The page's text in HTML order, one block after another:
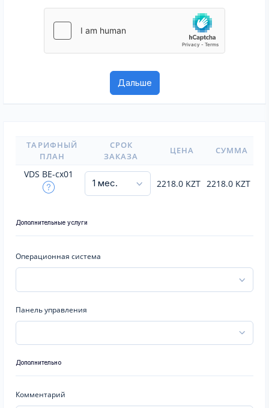
ТАРИФНЫЙ
ПЛАН
СРОК
ЗАКАЗА
ЦЕНА СУММА
VDS BE-cx01
2218.0 KZT 2218.0 KZT
Дополнительные услуги
Операционная система
Панель управления
Дополнительно
Комментарий